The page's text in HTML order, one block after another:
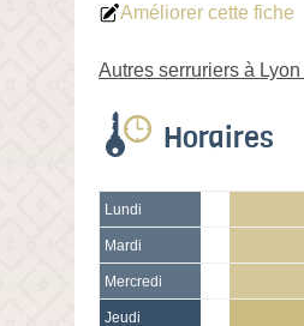
Améliorer cette fiche
Autres serruriers à
Horaires
Lundi
Mardi
Mercredi
Jeudi